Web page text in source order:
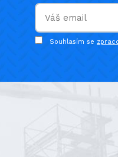
Souhlasím se